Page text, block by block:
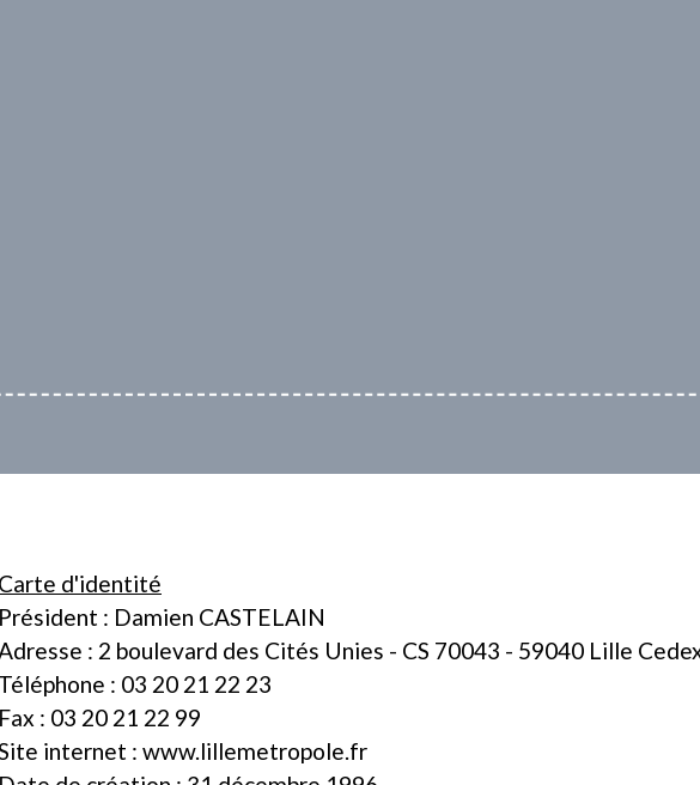
Carte d'identité
Président : Damien CASTELAIN
: 2 boulevard des Cités Unies - CS 70043 - 59040 Lille
Téléphone : 03 20 21 22 23
Fax : 03 20 21 22 99
internet : www.lillemetropole.fr